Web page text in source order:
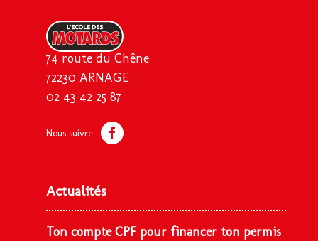
74 route du Chêne
72230 ARNAGE
02 43 42 25 87
Actualités
Ton compte CPF pour financer ton permis